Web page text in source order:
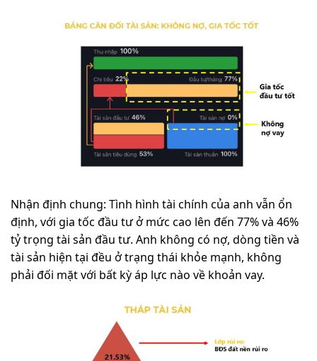
Nhận định chung: Tình hình tài chính của anh vẫn ổn
định, với gia tốc đầu tư ở mức cao lên đến 77% và 46%
tỷ trọng tài sản đầu tư. Anh không có nợ, dòng tiền và
tài sản hiện tại đều ở trạng thái khỏe mạnh, không
phải đối mặt với bất kỳ áp lực nào về khoản vay.